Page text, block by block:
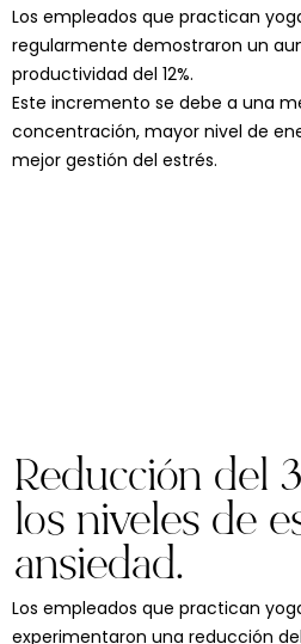
Los empleados que practican
regularmente demostraron un
productividad del 12%.
Este incremento se debe a una
concentración, mayor nivel de
mejor gestión del estrés.
Reducción del
los niveles de
ansiedad.
Los empleados que practican
experimentaron una reducción